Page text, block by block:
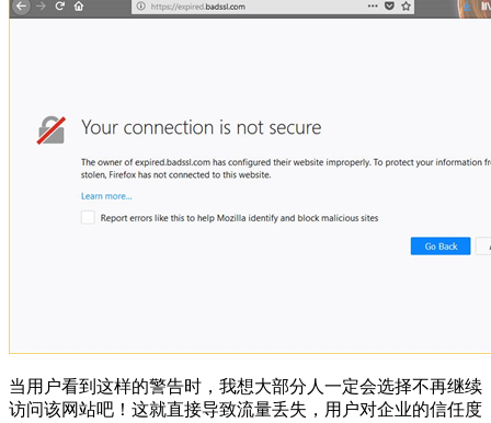
当用户看到这样的警告时，我想大部分人一定会选择不再继续
访问该网站吧！这就直接导致流量丢失，用户对企业的信任度